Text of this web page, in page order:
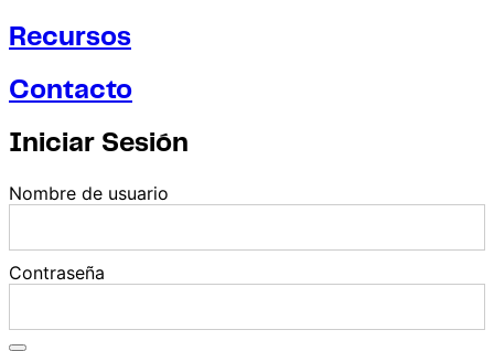
Recursos
Contacto
Iniciar Sesión
Nombre de usuario
Contraseña